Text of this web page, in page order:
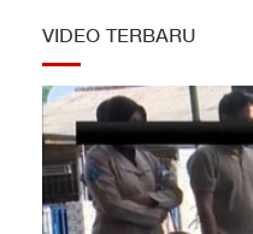
VIDEO TERBARU